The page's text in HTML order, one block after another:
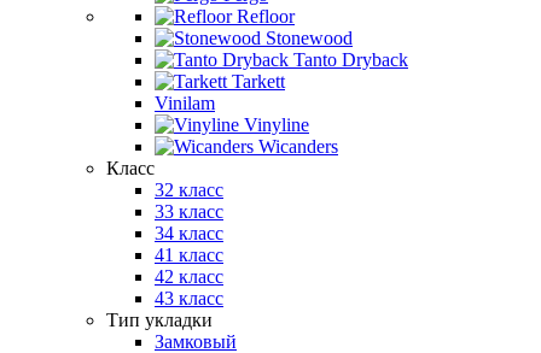
Refloor
Stonewood
Tanto Dryback
Tarkett
Vinilam
Vinyline
Wicanders
Класс
32 класс
33 класс
34 класс
41 класс
42 класс
43 класс
Тип укладки
Замковый